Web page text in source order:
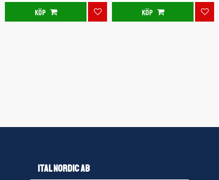
Lägg till i favoriter
KÖP KÖP
ITAL NORDIC AB